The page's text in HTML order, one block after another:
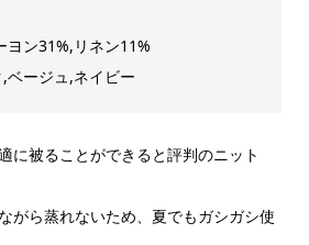
ヨン31%,リネン11%
,ベージュ,ネイビー
に被ることができると評判のニット
がら蒸れないため、夏でもガシガシ使